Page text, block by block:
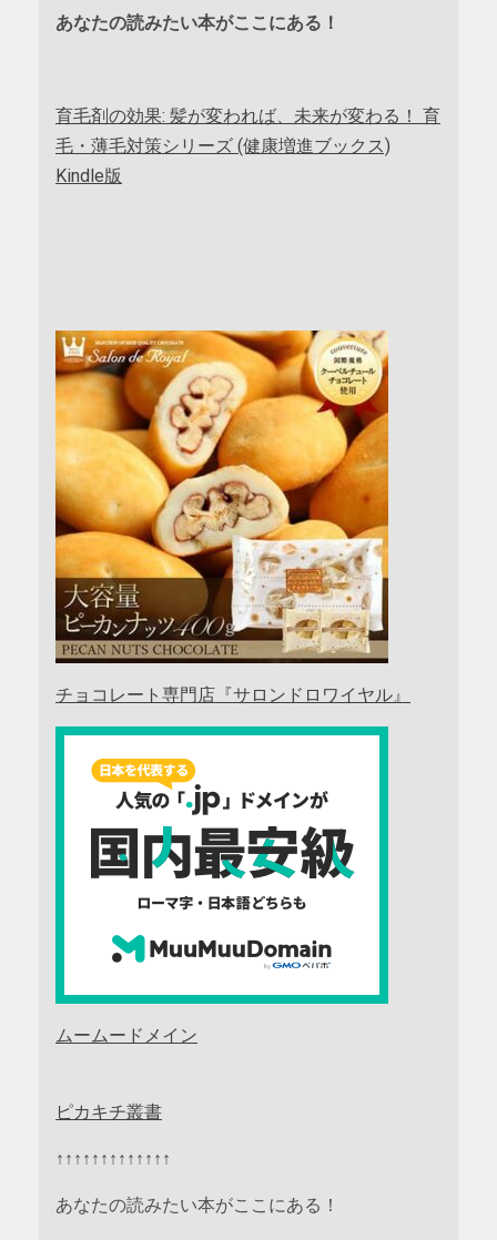
あなたの読みたい本がここにある！
育毛剤の効果: 髪が変われば、未来が変わる！ 育
毛・薄毛対策シリーズ (健康増進ブックス)
Kindle版
チョコレート専門店『サロンドロワイヤル』
ムームードメイン
ピカキチ叢書
↑↑↑↑↑↑↑↑↑↑↑↑↑
あなたの読みたい本がここにある！